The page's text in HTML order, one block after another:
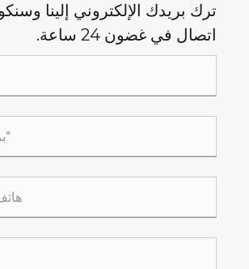
ترك بريدك الإلكتروني إلينا
اتصال في غضون 24 ساعة.